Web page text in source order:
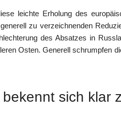
leichte Erholung des
zu verzeichnenden
des Absatzes in
Osten. Generell schrumpfen
sich klar